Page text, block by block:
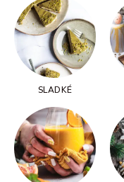
SLADKÉ